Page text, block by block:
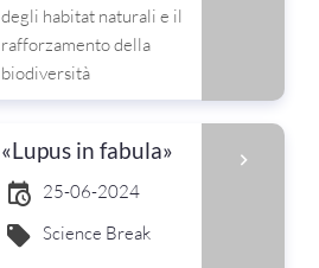
degli habitat naturali e il
rafforzamento della
biodiversità
«Lupus in fabula»
25-06-2024
Science Break